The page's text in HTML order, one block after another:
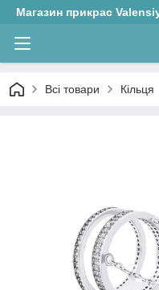
Магазин прикрас
Всі товари Кільця